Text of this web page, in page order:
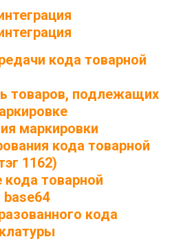
кода товарной
товаров, подлежащих
маркировки
кода товарной
1162)
кода товарной
кода